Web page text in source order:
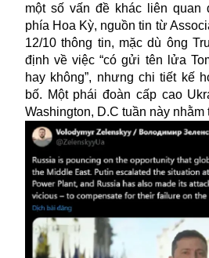
một số vấn đề khác liên quan
phía Hoa Kỳ, nguồn tin từ
12/10 thông tin, mặc dù ông
định về việc “có gửi tên lửa
hay không”, nhưng chi tiết kế
bố. Một phái đoàn cấp cao
Washington, D.C tuần này nhằm